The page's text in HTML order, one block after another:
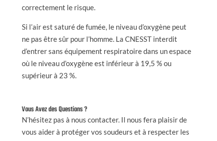
correctement le risque.
Si l’air est saturé de fumée, le niveau d’oxygène peut
ne pas être sûr pour l’homme. La CNESST interdit
d’entrer sans équipement respiratoire dans un espace
où le niveau d’oxygène est inférieur à 19,5 % ou
supérieur à 23 %.
Vous Avez des Questions ?
N’hésitez pas à nous contacter. Il nous fera plaisir de
vous aider à protéger vos soudeurs et à respecter les